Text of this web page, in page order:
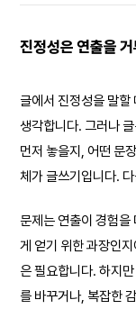
진정성은 연출을
글에서 진정성을 말할
생각합니다. 그러나
먼저 놓을지, 어떤 문
체가 글쓰기입니다.
문제는 연출이 경험을
게 얻기 위한 과장인
은 필요합니다. 하지
를 바꾸거나, 복잡한